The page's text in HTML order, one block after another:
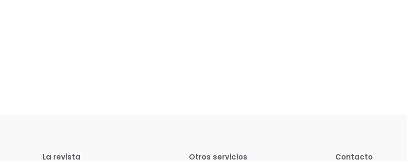
La revista Otros servicios Contacto